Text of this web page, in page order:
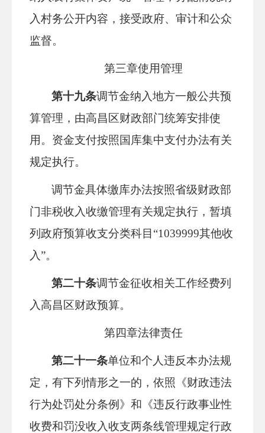
入村务公开内容，接受政府、审计和公众
监督。
第三章使用管理
第十九条调节金纳入地方一般公共预
算管理，由高昌区财政部门统筹安排使
用。资金支付按照国库集中支付办法有关
规定执行。
调节金具体缴库办法按照省级财政部
门非税收入收缴管理有关规定执行，暂填
列政府预算收支分类科目 “1039999其他收
入”。
第二十条调节金征收相关工作经费列
入高昌区财政预算。
第四章法律责任
第二十一条单位和个人违反本办法规
定，有下列情形之一的，依照《财政违法
行为处罚处分条例》和《违反行政事业性
收费和罚没收入收支两条线管理规定行政